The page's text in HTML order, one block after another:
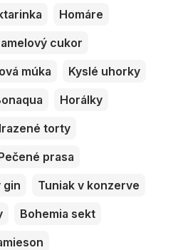
Homáre
cukor
múka
Kyslé uhorky
Horálky
torty
prasa
gin
Tuniak v konzerve
Bohemia sekt